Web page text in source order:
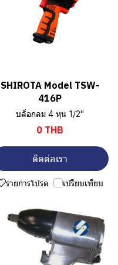
SHIROTA Model TSW-
416P
บล็อกลม 4 หุน 1/2"
0 THB
ติดต่อเรา
รายการโปรด เปรียบเทียบ